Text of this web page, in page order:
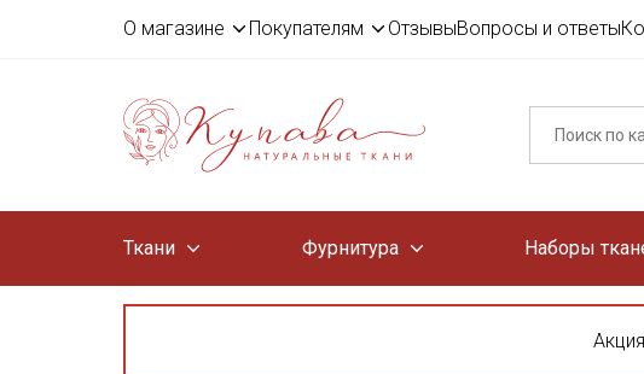
О магазине Покупателям ОтзывыВопросы и ответы
Ткани Фурнитура Наборы